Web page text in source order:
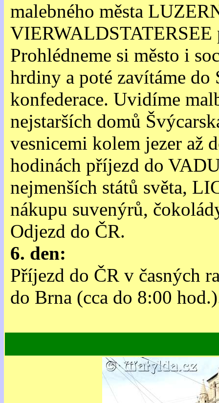
malebného města
VIERWALDSTATERSEE
Prohlédneme si město i
hrdiny a poté zavítáme
konfederace. Uvidíme
nejstarších domů
vesnicemi kolem jezer až
hodinách příjezd do
nejmenších států světa,
nákupu suvenýrů,
Odjezd do ČR.
6. den:
Příjezd do ČR v časných
do Brna (cca do 8:00